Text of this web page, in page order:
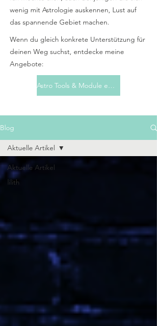
wenig mit Astrologie auskennen, Lust auf
das spannende Gebiet machen.
Wenn du gleich konkrete Unterstützung für
deinen Weg suchst, entdecke meine
Angebote:
Astro Tools & Module entdecken
Blog
Aktuelle Artikel
lilith
Aktuelle Artikel